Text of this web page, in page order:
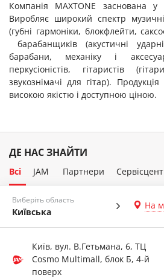
Компанія MAXTONE заснована
Виробляє широкий спектр
(губні гармоніки, блокфлейти,
барабанщиків (акустичні
барабани, механіку і
перкусіоністів, гітаристів
звукознімачі для гітар). Продукція
високою якістю і доступною ціною.
ДЕ НАС ЗНАЙТИ
Виберіть область
Київська
На
Київ, вул. В.Гетьмана, 6, ТЦ
Cosmo Multimall, блок Б, 4-й
поверх
Всі JAM Партнери